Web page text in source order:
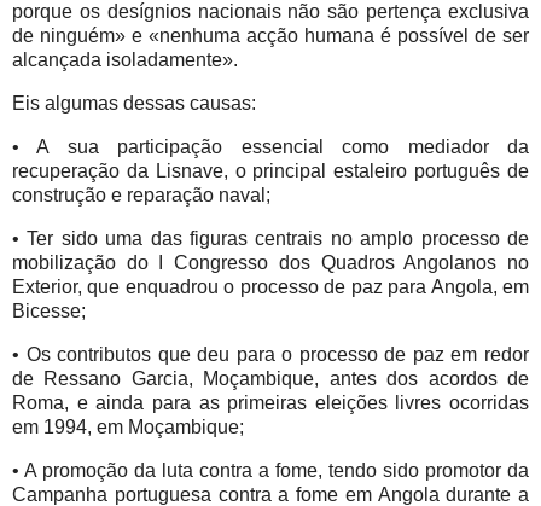
porque os desígnios nacionais não são pertença exclusiva
de ninguém» e «nenhuma acção humana é possível de ser
alcançada isoladamente».
Eis algumas dessas causas:
• A sua participação essencial como mediador da
recuperação da Lisnave, o principal estaleiro português de
construção e reparação naval;
• Ter sido uma das figuras centrais no amplo processo de
mobilização do I Congresso dos Quadros Angolanos no
Exterior, que enquadrou o processo de paz para Angola, em
Bicesse;
• Os contributos que deu para o processo de paz em redor
de Ressano Garcia, Moçambique, antes dos acordos de
Roma, e ainda para as primeiras eleições livres ocorridas
em 1994, em Moçambique;
• A promoção da luta contra a fome, tendo sido promotor da
Campanha portuguesa contra a fome em Angola durante a